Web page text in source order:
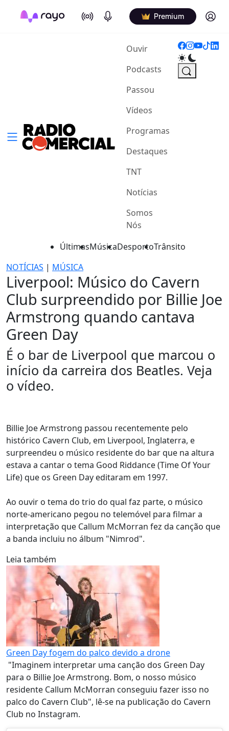
On Air Podcasts Premium Log in
Ouvir(current)
Podcasts
Passou
Vídeos
Programas
Destaques
TNT
Notícias
Somos
Nós
ÚltimasMúsicaDesportoTrânsito
NOTÍCIAS | MÚSICA
Liverpool: Músico do Cavern
Club surpreendido por Billie Joe
Armstrong quando cantava
Green Day
É o bar de Liverpool que marcou o
início da carreira dos Beatles. Veja
o vídeo.
Billie Joe Armstrong passou recentemente pelo
histórico Cavern Club, em Liverpool, Inglaterra, e
surpreendeu o músico residente do bar que na altura
estava a cantar o tema Good Riddance (Time Of Your
Life) que os Green Day editaram em 1997.
Ao ouvir o tema do trio do qual faz parte, o músico
norte-americano pegou no telemóvel para filmar a
interpretação que Callum McMorran fez da canção que
a banda incluiu no álbum "Nimrod".
Leia também
Green Day fogem do palco devido a drone
"Imaginem interpretar uma canção dos Green Day
para o Billie Joe Armstrong. Bom, o nosso músico
residente Callum McMorran conseguiu fazer isso no
palco do Cavern Club", lê-se na publicação do Cavern
Club no Instagram.